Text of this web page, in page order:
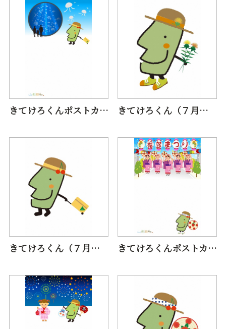
きてけろくんポストカード（７月クラゲ） きてけろくん（７月紅花）
きてけろくん（７月おでかけ） きてけろくんポストカード（８月花笠まつり）